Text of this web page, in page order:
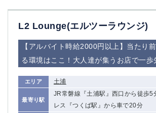
L2 Lounge(エルツーラウンジ)
【アルバイト時給2000円以上】当たり
る環境はここ！大人達が集うお店で一歩
エリア 土浦
最寄り駅
JR常磐線『土浦駅』西口から徒歩5
レス『つくば駅』から車で20分
大宮
南越谷
志木
川越
草加
南浦和
所沢
熊谷
獨協大学前＜草加松原＞
春日部
川口
蕨